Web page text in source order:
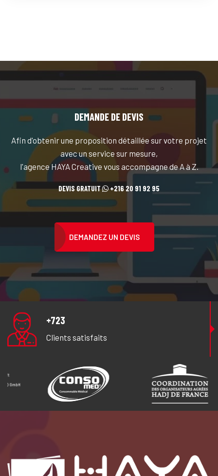
DEMANDE DE DEVIS
Afin d'obtenir une proposition détaillée sur votre projet
avec un service sur mesure,
l'agence HAYA Creative vous accompagne de A à Z.
DEVIS GRATUIT +216 20 91 92 95
DEMANDEZ UN DEVIS
+723
Clients satisfaits